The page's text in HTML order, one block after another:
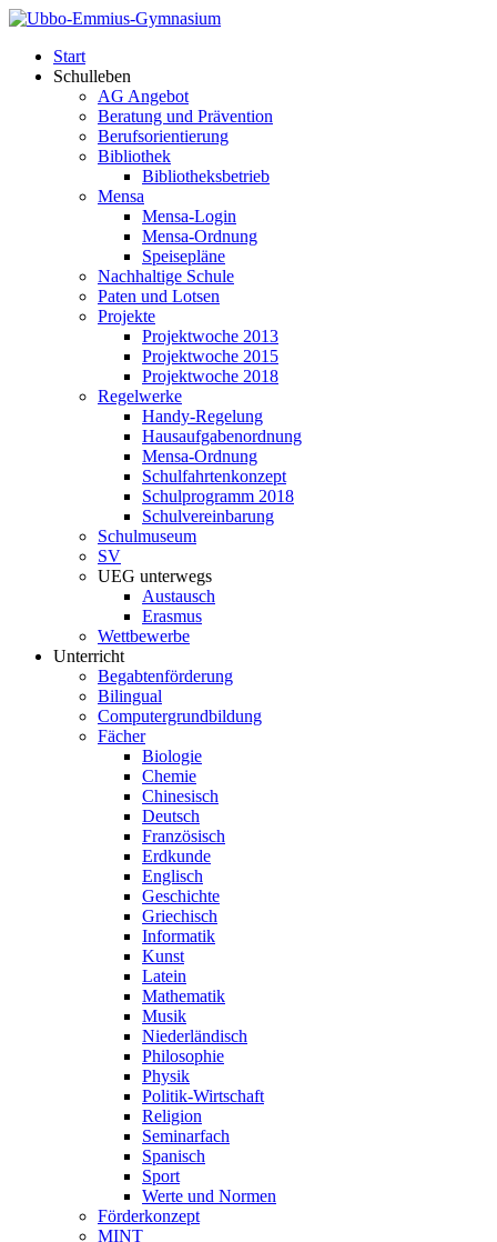
Start
Schulleben
AG Angebot
Beratung und Prävention
Berufsorientierung
Bibliothek
Bibliotheksbetrieb
Mensa
Mensa-Login
Mensa-Ordnung
Speisepläne
Nachhaltige Schule
Paten und Lotsen
Projekte
Projektwoche 2013
Projektwoche 2015
Projektwoche 2018
Regelwerke
Handy-Regelung
Hausaufgabenordnung
Mensa-Ordnung
Schulfahrtenkonzept
Schulprogramm 2018
Schulvereinbarung
Schulmuseum
SV
UEG unterwegs
Austausch
Erasmus
Wettbewerbe
Unterricht
Begabtenförderung
Bilingual
Computergrundbildung
Fächer
Biologie
Chemie
Chinesisch
Deutsch
Französisch
Erdkunde
Englisch
Geschichte
Griechisch
Informatik
Kunst
Latein
Mathematik
Musik
Niederländisch
Philosophie
Physik
Politik-Wirtschaft
Religion
Seminarfach
Spanisch
Sport
Werte und Normen
Förderkonzept
MINT